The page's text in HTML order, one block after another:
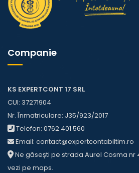
Companie
KS EXPERTCONT 17 SRL
CUI: 37271904
Nr. Înmatriculare: J35/923/2017
Telefon: 0762 401 560
Email: contact@expertcontabiltim.ro
Ne găsești pe strada Aurel Cosma nr
vezi pe maps.